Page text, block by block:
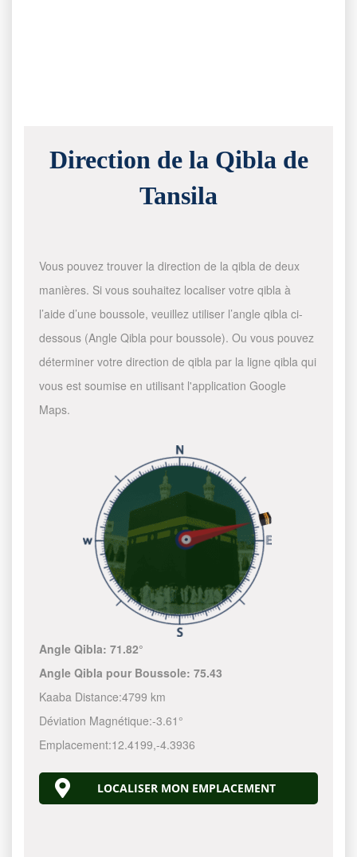
Direction de la Qibla de
Tansila
Vous pouvez trouver la direction de la qibla de deux
manières. Si vous souhaitez localiser votre qibla à
l’aide d’une boussole, veuillez utiliser l’angle qibla ci-
dessous (Angle Qibla pour boussole). Ou vous pouvez
déterminer votre direction de qibla par la ligne qibla qui
vous est soumise en utilisant l'application Google
Maps.
Angle Qibla:71.82°
Angle Qibla pour Boussole:75.43
Kaaba Distance:4799 km
Déviation Magnétique:-3.61°
Emplacement:12.4199,-4.3936
LOCALISER MON EMPLACEMENT